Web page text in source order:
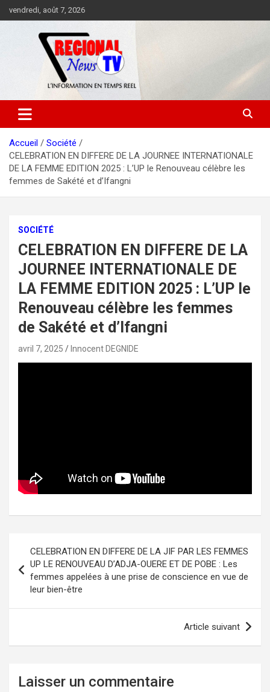
au
vendredi, août 7, 2026
Accueil
Société
CELEBRATION EN DIFFERE DE LA JOURNEE INTERNATIONALE
DE LA FEMME EDITION 2025 : L’UP le Renouveau célèbre les
femmes de Sakété et d’Ifangni
SOCIÉTÉ
CELEBRATION EN DIFFERE DE LA
JOURNEE INTERNATIONALE DE
LA FEMME EDITION 2025 : L’UP le
Renouveau célèbre les femmes
de Sakété et d’Ifangni
avril 7, 2025 Innocent DEGNIDE
de
l’article
CELEBRATION EN DIFFERE DE LA JIF PAR LES FEMMES
UP LE RENOUVEAU D’ADJA-OUERE ET DE POBE : Les
femmes appelées à une prise de conscience en vue de
leur bien-être
Article suivant
Laisser un commentaire